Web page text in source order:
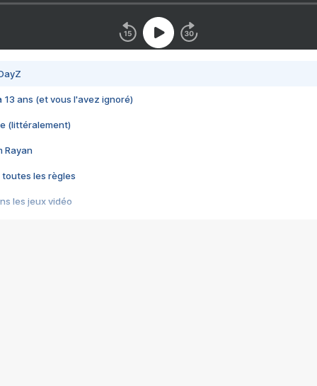
13 ans (et vous l'avez ignoré)
(littéralement)
Rayan
toutes les règles
les jeux vidéo